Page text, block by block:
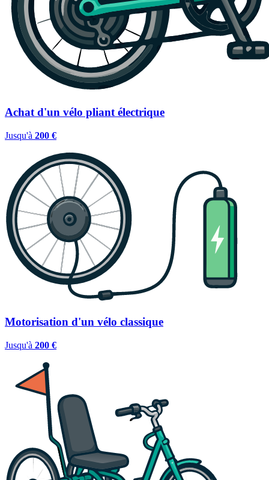
Achat d'un vélo pliant électrique
Jusqu'à 200 €
Motorisation d'un vélo classique
Jusqu'à 200 €